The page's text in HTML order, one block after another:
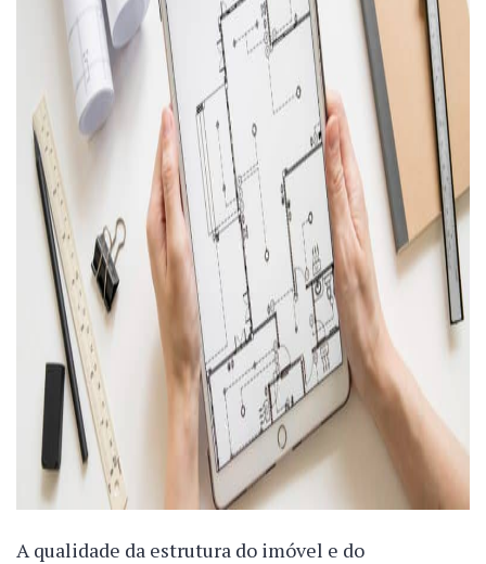
A qualidade da estrutura do imóvel e do